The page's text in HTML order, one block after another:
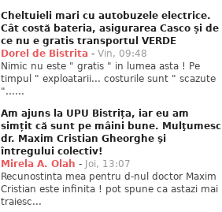
Cheltuieli mari cu autobuzele electrice.
Cât costă bateria, asigurarea Casco și de
ce nu e gratis transportul VERDE
Dorel de Bistrita - Vin, 09:48
Nimic nu este " gratis " in lumea asta ! Pe
timpul " exploatarii... costurile sunt " scazute
"......
Am ajuns la UPU Bistrița, iar eu am
simțit că sunt pe mâini bune. Mulţumesc
dr. Maxim Cristian Gheorghe şi
întregului colectiv!
Mirela A. Olah - Joi, 13:07
Recunostinta mea pentru d-nul doctor Maxim
Cristian este infinita ! pot spune ca astazi mai
traiesc...